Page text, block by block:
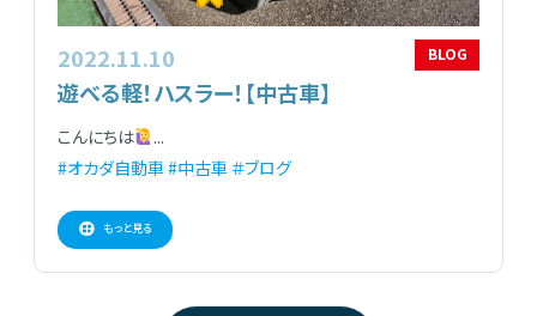
2022.11.10 BLOG
遊べる軽！ハスラー！【中古車】
こんにちは
...
#オカダ自動車 #中古車 ＃ブログ
もっと見る